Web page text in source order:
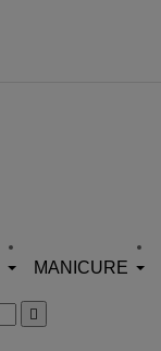
MANICURE
